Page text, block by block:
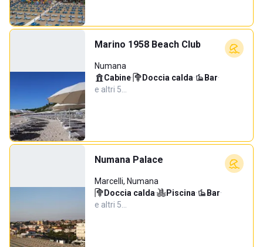
Marino 1958 Beach Club
Numana
Cabine· Doccia calda· Bar·
e altri 5…
Numana Palace
Marcelli, Numana
Doccia calda· Piscina· Bar·
e altri 5…